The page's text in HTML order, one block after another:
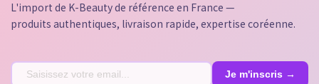
L'import de K-Beauty de référence en France —
produits authentiques, livraison rapide, expertise coréenne.